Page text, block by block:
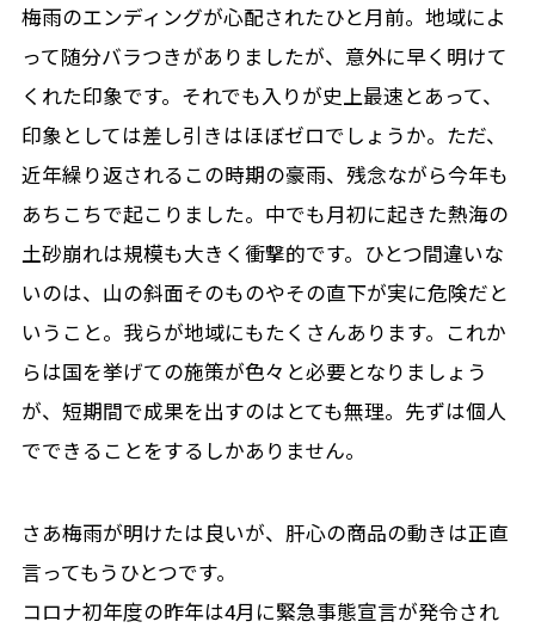
梅雨のエンディングが心配されたひと月前。地域によ
って随分バラつきがありましたが、意外に早く明けて
くれた印象です。それでも入りが史上最速とあって、
印象としては差し引きはほぼゼロでしょうか。ただ、
近年繰り返されるこの時期の豪雨、残念ながら今年も
あちこちで起こりました。中でも月初に起きた熱海の
土砂崩れは規模も大きく衝撃的です。ひとつ間違いな
いのは、山の斜面そのものやその直下が実に危険だと
いうこと。我らが地域にもたくさんあります。これか
らは国を挙げての施策が色々と必要となりましょう
が、短期間で成果を出すのはとても無理。先ずは個人
でできることをするしかありません。
さあ梅雨が明けたは良いが、肝心の商品の動きは正直
言ってもうひとつです。
コロナ初年度の昨年は4月に緊急事態宣言が発令され